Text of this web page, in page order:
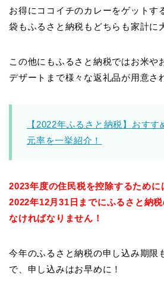
お得にココイチのカレーをゲットす
袋もふるさと納税もどちらも家計に
この他にもふるさと納税ではお米や
デザートまで様々な返礼品が用意さ
【2022年ふるさと納税】おす
元率を一挙紹介！
2023年度の住民税を控除するため
2022年12月31日までにふるさと納
なければなりません！
今年のふるさと納税の申し込み期限
で、申し込みはお早めに！